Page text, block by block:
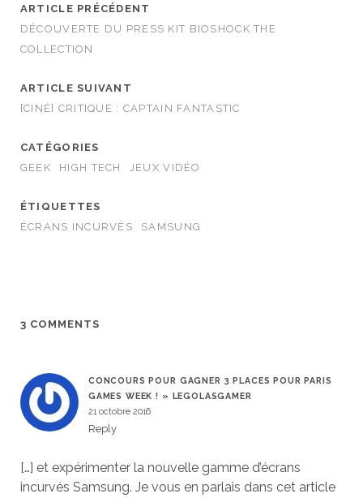
ARTICLE PRÉCÉDENT
DÉCOUVERTE DU PRESS KIT BIOSHOCK THE
COLLECTION
ARTICLE SUIVANT
[CINÉ] CRITIQUE : CAPTAIN FANTASTIC
CATÉGORIES
GEEK
HIGH TECH JEUX VIDÉO
ÉTIQUETTES
ÉCRANS INCURVÉS
SAMSUNG
3 COMMENTS
CONCOURS POUR GAGNER 3 PLACES POUR PARIS
GAMES WEEK ! » LEGOLASGAMER
21 octobre 2016
Reply
[…] et expérimenter la nouvelle gamme d’écrans
incurvés Samsung. Je vous en parlais dans cet article